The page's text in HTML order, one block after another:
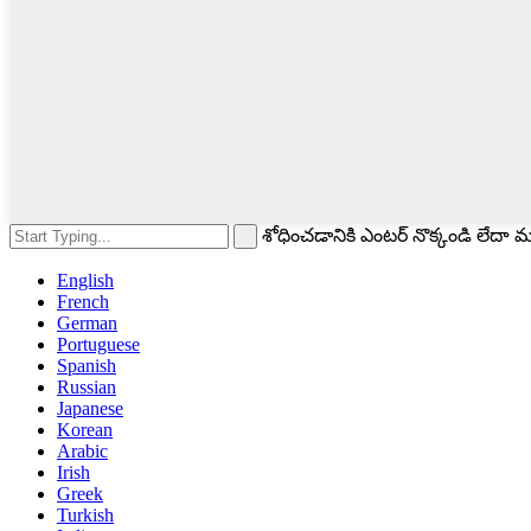
శోధించడానికి ఎంటర్ నొక్కండి లేదా
English
French
German
Portuguese
Spanish
Russian
Japanese
Korean
Arabic
Irish
Greek
Turkish